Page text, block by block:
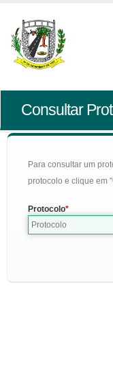
Consultar
Para consultar um
protocolo e clique em
Protocolo